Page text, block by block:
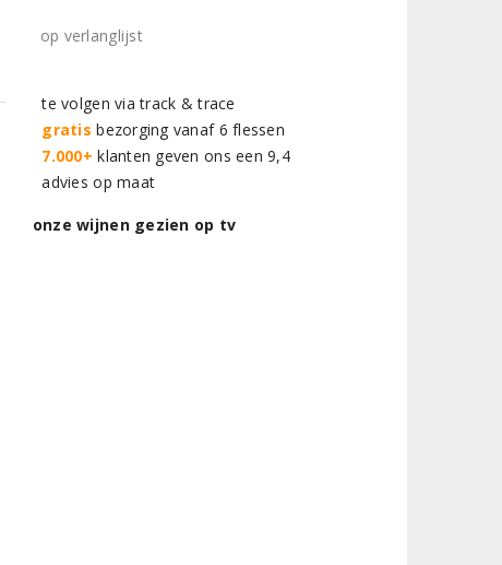
op verlanglijst
te volgen via track & trace
gratis bezorging vanaf 6 flessen
7.000+ klanten geven ons een 9,4
advies op maat
onze wijnen gezien op tv